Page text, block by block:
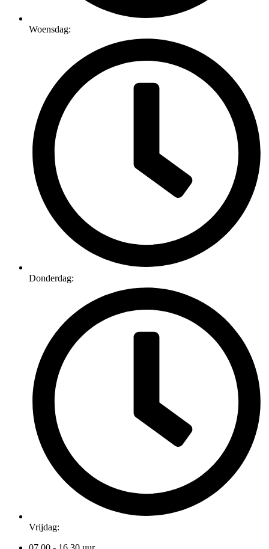
Woensdag:
Donderdag:
Vrijdag: